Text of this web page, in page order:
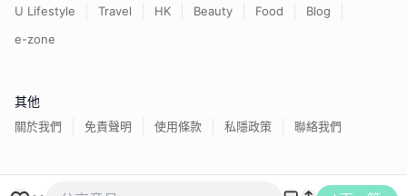
U Lifestyle Travel HK Beauty Food
Blog
e-zone
其他
關於我們 免責聲明 使用條款 私隱政策 聯絡我們